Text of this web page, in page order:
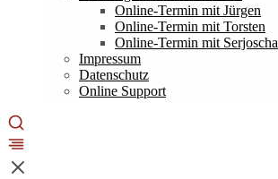
Online-Termin mit Jürgen
Online-Termin mit Torsten
Online-Termin mit Serjoscha
Impressum
Datenschutz
Online Support